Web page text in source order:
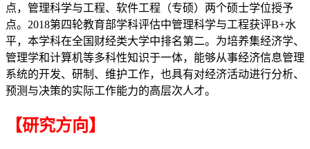
点，管理科学与工程、软件工程（专硕）两个硕士学位授予
点。2018第四轮教育部学科评估中管理科学与工程获评B+水
平，本学科在全国财经类大学中排名第二。为培养集经济学、
管理学和计算机等多科性知识于一体，能够从事经济信息管理
系统的开发、研制、维护工作，也具有对经济活动进行分析、
预测与决策的实际工作能力的高层次人才。
【研究方向】